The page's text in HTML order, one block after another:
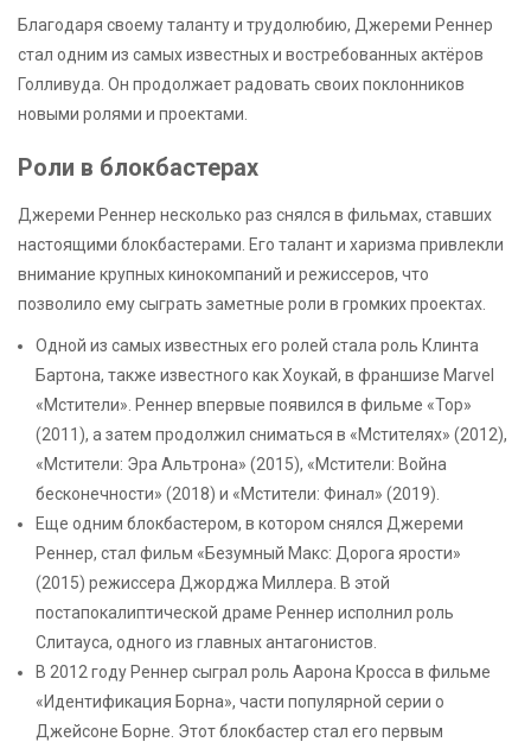
Благодаря своему таланту и трудолюбию, Джереми Реннер
стал одним из самых известных и востребованных актёров
Голливуда. Он продолжает радовать своих поклонников
новыми ролями и проектами.
Роли в блокбастерах
Джереми Реннер несколько раз снялся в фильмах, ставших
настоящими блокбастерами. Его талант и харизма привлекли
внимание крупных кинокомпаний и режиссеров, что
позволило ему сыграть заметные роли в громких проектах.
Одной из самых известных его ролей стала роль Клинта
Бартона, также известного как Хоукай, в франшизе Marvel
«Мстители». Реннер впервые появился в фильме «Тор»
(2011), а затем продолжил сниматься в «Мстителях» (2012),
«Мстители: Эра Альтрона» (2015), «Мстители: Война
бесконечности» (2018) и «Мстители: Финал» (2019).
Еще одним блокбастером, в котором снялся Джереми
Реннер, стал фильм «Безумный Макс: Дорога ярости»
(2015) режиссера Джорджа Миллера. В этой
постапокалиптической драме Реннер исполнил роль
Слитауса, одного из главных антагонистов.
В 2012 году Реннер сыграл роль Аарона Кросса в фильме
«Идентификация Борна», части популярной серии о
Джейсоне Борне. Этот блокбастер стал его первым